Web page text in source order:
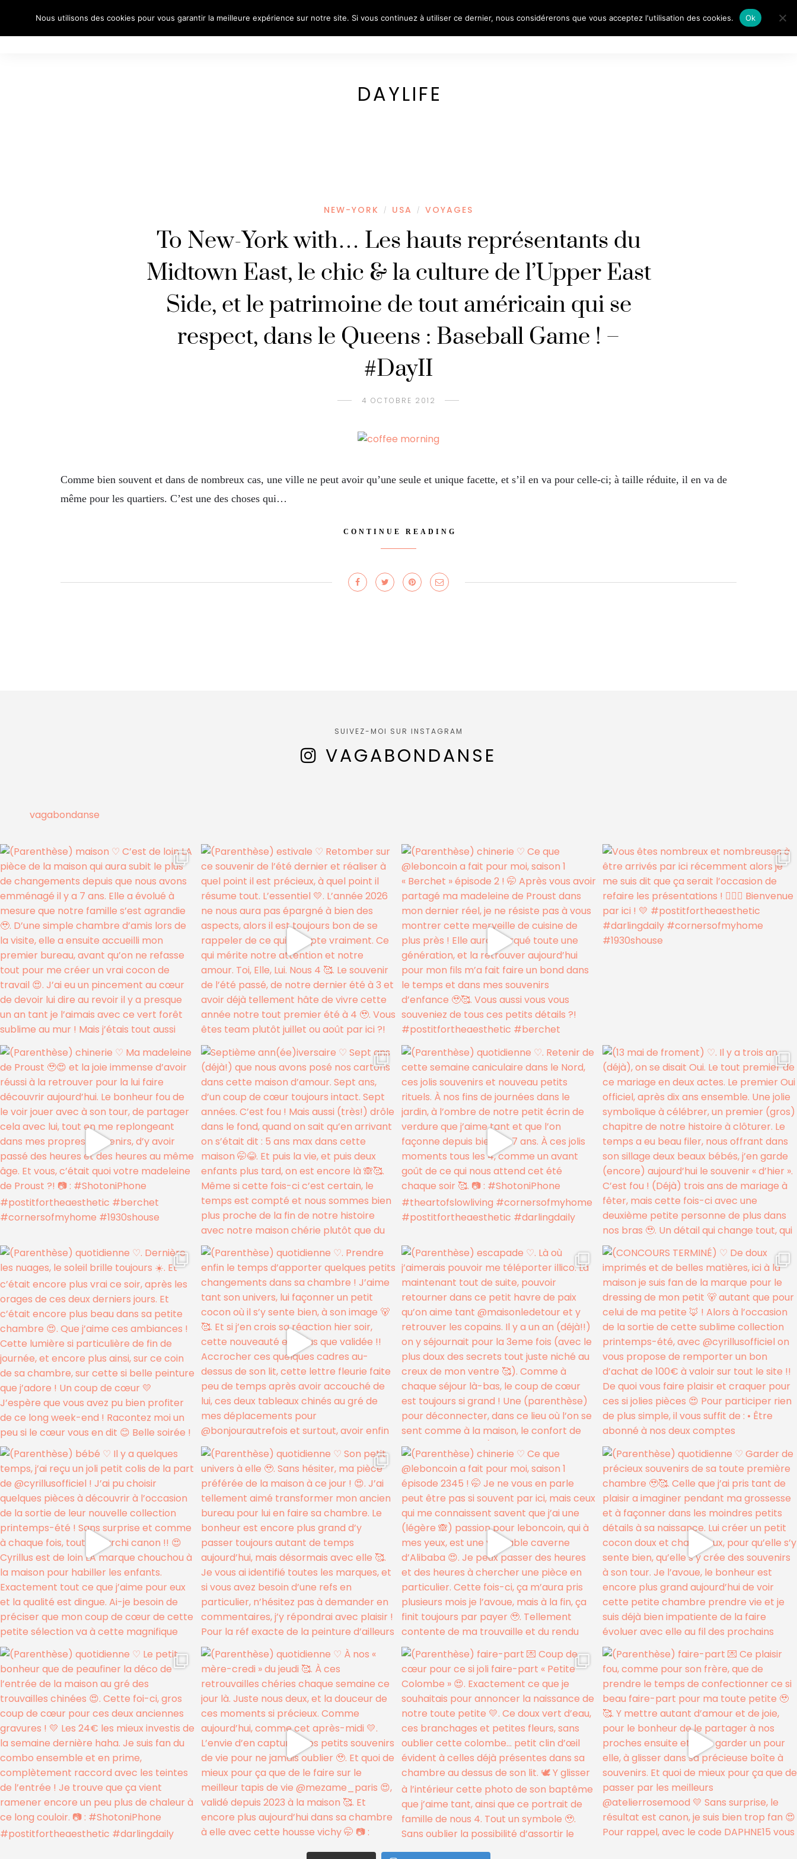
À PROPOS
DAYLIFE
NEW-YORK / USA / VOYAGES
To New-York with… Les hauts représentants du
Midtown East, le chic & la culture de l’Upper East
Side, et le patrimoine de tout américain qui se
respect, dans le Queens : Baseball Game ! –
#DayII
4 OCTOBRE 2012
Comme bien souvent et dans de nombreux cas, une ville ne peut avoir qu’une seule et unique facette, et s’il en va pour celle-ci; à taille réduite, il en va de
même pour les quartiers. C’est une des choses qui…
CONTINUE READING
SUIVEZ-MOI SUR INSTAGRAM
VAGABONDANSE
vagabondanse
Nous utilisons des cookies pour vous garantir la meilleure expérience sur notre site. Si vous continuez à utiliser ce dernier, nous considérerons que vous acceptez l'utilisation des cookies. Ok